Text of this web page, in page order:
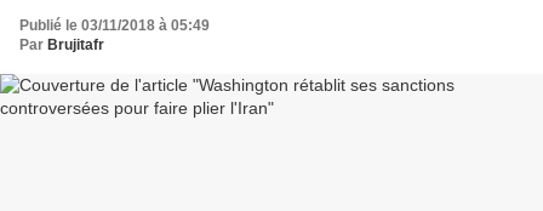
Publié le 03/11/2018 à 05:49
Par Brujitafr